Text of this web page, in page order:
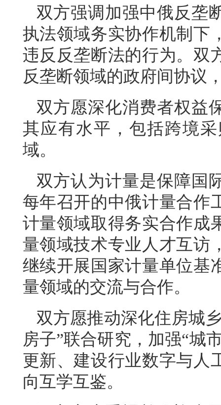
双方强调加强中俄反垄
执法领域务实协作机制下
违反反垄断法的行为。双
反垄断领域的政府间协议
双方愿深化消费者权益
其应有水平，包括跨境
域。
双方认为计量是保障国
每年召开的中俄计量合作
计量领域取得务实合作成
量领域技术专业人才互访
继续开展国家计量单位基
量领域的交流与合作。
双方愿推动深化住房城
房子”联合研究，加强“城
更新、建设行业数字与人
向互学互鉴。